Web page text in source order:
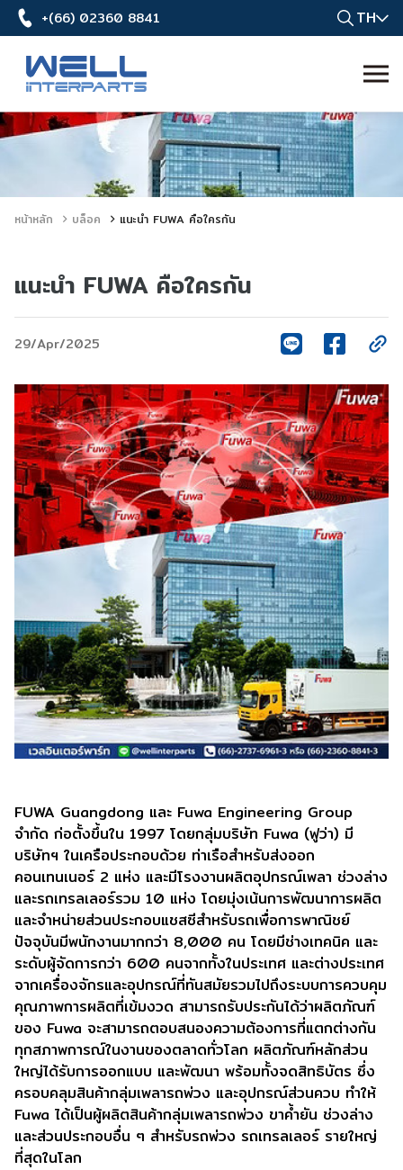
+(66) 02360 8841 TH
หน้าหลัก บล็อค แนะนำ FUWA คือใครกัน
แนะนำ FUWA คือใครกัน
29/Apr/2025
FUWA Guangdong และ Fuwa Engineering Group
จำกัด ก่อตั้งขึ้นใน 1997 โดยกลุ่มบริษัท Fuwa (ฟูว่า) มี
บริษัทฯ ในเครือประกอบด้วย ท่าเรือสำหรับส่งออก
คอนเทนเนอร์ 2 แห่ง และมีโรงงานผลิตอุปกรณ์เพลา ช่วงล่าง
และรถเทรลเลอร์รวม 10 แห่ง โดยมุ่งเน้นการพัฒนาการผลิต
และจำหน่ายส่วนประกอบแชสซีสำหรับรถเพื่อการพาณิชย์
ปัจจุบันมีพนักงานมากกว่า 8,000 คน โดยมีช่างเทคนิค และ
ระดับผู้จัดการกว่า 600 คนจากทั้งในประเทศ และต่างประเทศ
จากเครื่องจักรและอุปกรณ์ที่ทันสมัยรวมไปถึงระบบการควบคุม
คุณภาพการผลิตที่เข้มงวด สามารถรับประกันได้ว่าผลิตภัณฑ์
ของ Fuwa จะสามารถตอบสนองความต้องการที่แตกต่างกัน
ทุกสภาพการณ์ในงานของตลาดทั่วโลก ผลิตภัณฑ์หลักส่วน
ใหญ่ได้รับการออกแบบ และพัฒนา พร้อมทั้งจดสิทธิบัตร ซึ่ง
ครอบคลุมสินค้ากลุ่มเพลารถพ่วง และอุปกรณ์ส่วนควบ ทำให้
Fuwa ได้เป็นผู้ผลิตสินค้ากลุ่มเพลารถพ่วง ขาค้ำยัน ช่วงล่าง
และส่วนประกอบอื่น ๆ สำหรับรถพ่วง รถเทรลเลอร์ รายใหญ่
ที่สุดในโลก